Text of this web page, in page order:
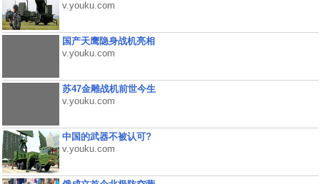
v.youku.com
国产天鹰隐身战机亮相
v.youku.com
苏47金雕战机前世今生
v.youku.com
中国的武器不被认可?
v.youku.com